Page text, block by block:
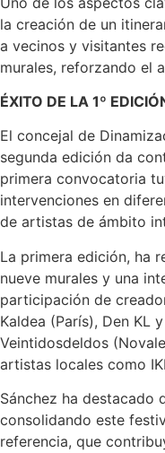
la creación de un
a vecinos y visitantes
murales, reforzando el
ÉXITO DE LA 1º
El concejal de
segunda edición da
primera convocatoria
intervenciones en
de artistas de ámbito
La primera edición, ha
nueve murales y una
participación de
Kaldea (París), Den KL
Veintidosdeldos
artistas locales como
Sánchez ha destacado
consolidando este
referencia, que